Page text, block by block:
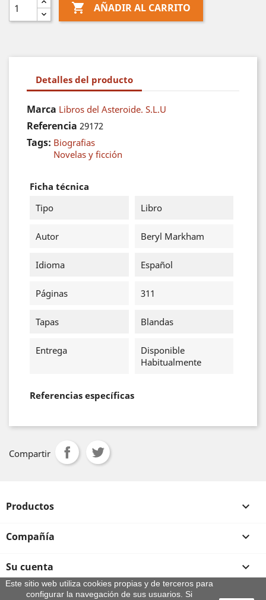
 AÑADIR AL CARRITO
Detalles del producto
Marca Libros del Asteroide. S.L.U
Referencia 29172
Tags: Biografias
Novelas y ficción
Ficha técnica
Tipo
Libro
Autor Beryl Markham
Idioma Español
Páginas 311
Tapas Blandas
Entrega
Disponible
Habitualmente
Referencias específicas
Compartir
Productos 
Compañía 
Su cuenta 
Información de la tienda
Este sitio web utiliza cookies propias y de terceros para
configurar la navegación de sus usuarios. Si